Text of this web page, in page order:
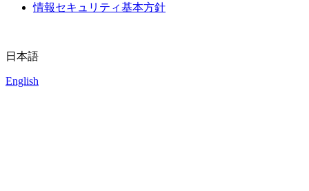
情報セキュリティ基本方針
日本語
English